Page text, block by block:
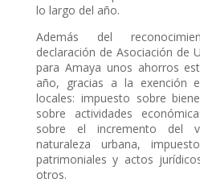
lo largo del año.
Además del
declaración de Asociación de
para Amaya unos ahorros
año, gracias a la exención
locales: impuesto sobre
sobre actividades
sobre el incremento del
naturaleza urbana,
patrimoniales y actos
otros.